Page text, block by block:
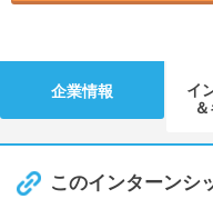
企業情報
イ
このインターンシ